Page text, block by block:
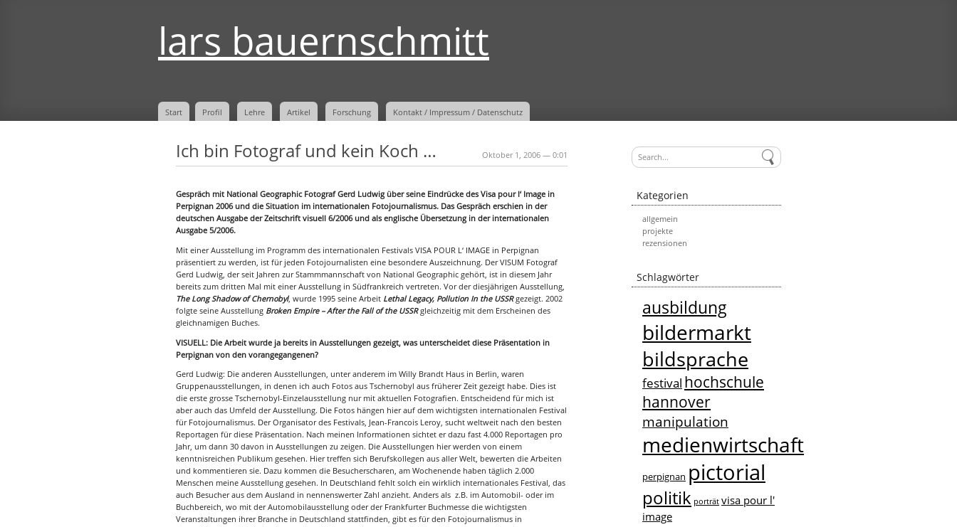
lars bauernschmitt
Start Profil Lehre Artikel Forschung Kontakt / Impressum / Datenschutz
Ich bin Fotograf und kein Koch … Oktober 1, 2006 — 0:01
Gespräch mit National Geographic Fotograf Gerd Ludwig über seine Eindrücke des Visa pour l‘ Image in
Perpignan 2006 und die Situation im internationalen Fotojournalismus. Das Gespräch erschien in der
deutschen Ausgabe der Zeitschrift visuell 6/2006 und als englische Übersetzung in der internationalen
Ausgabe 5/2006.
Mit einer Ausstellung im Programm des internationalen Festivals VISA POUR L‘ IMAGE in Perpignan
präsentiert zu werden, ist für jeden Fotojournalisten eine besondere Auszeichnung. Der VISUM Fotograf
Gerd Ludwig, der seit Jahren zur Stammmannschaft von National Geographic gehört, ist in diesem Jahr
bereits zum dritten Mal mit einer Ausstellung in Südfrankreich vertreten. Vor der diesjährigen Ausstellung,
The Long Shadow of Chernobyl, wurde 1995 seine Arbeit Lethal Legacy, Pollution In the USSRgezeigt. 2002
folgte seine Ausstellung Broken Empire – After the Fall of the USSRgleichzeitig mit dem Erscheinen des
gleichnamigen Buches.
VISUELL: Die Arbeit wurde ja bereits in Ausstellungen gezeigt, was unterscheidet diese Präsentation in
Perpignan von den vorangegangenen?
Gerd Ludwig: Die anderen Ausstellungen, unter anderem im Willy Brandt Haus in Berlin, waren
Gruppenausstellungen, in denen ich auch Fotos aus Tschernobyl aus früherer Zeit gezeigt habe. Dies ist
die erste grosse Tschernobyl-Einzelausstellung nur mit aktuellen Fotografien. Entscheidend für mich ist
aber auch das Umfeld der Ausstellung. Die Fotos hängen hier auf dem wichtigsten internationalen Festival
für Fotojournalismus. Der Organisator des Festivals, Jean-Francois Leroy, sucht weltweit nach den besten
Reportagen für diese Präsentation. Nach meinen Informationen sichtet er dazu fast 4.000 Reportagen pro
Jahr, um dann 30 davon in Ausstellungen zu zeigen. Die Ausstellungen hier werden von einem
kenntnisreichen Publikum gesehen. Hier treffen sich Berufskollegen aus aller Welt, bewerten die Arbeiten
und kommentieren sie. Dazu kommen die Besucherscharen, am Wochenende haben täglich 2.000
Menschen meine Ausstellung gesehen. In Deutschland fehlt solch ein wirklich internationales Festival, das
auch Besucher aus dem Ausland in nennenswerter Zahl anzieht. Anders als z.B. im Automobil- oder im
Buchbereich, wo mit der Automobilausstellung oder der Frankfurter Buchmesse die wichtigsten
Veranstaltungen ihrer Branche in Deutschland stattfinden, gibt es für den Fotojournalismus in
Kategorien
allgemein
projekte
rezensionen
Schlagwörter
ausbildung
bildermarkt
bildsprache
festival hochschule
hannover
manipulation
medienwirtschaft
perpignan pictorial
politik porträt visa pour l'
image